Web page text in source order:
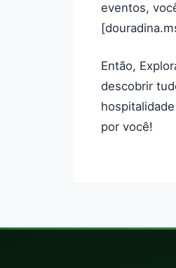
eventos,
Então,
descobrir
por você!